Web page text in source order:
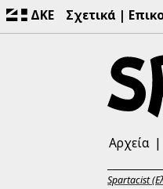
ΔΚΕ Σχετικά
Αρχεία
Spartacist